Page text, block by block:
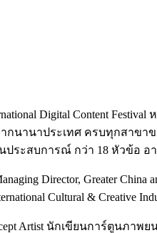
Digital Content
กนานาประเทศ ครบทุกสาขา
ปันประสบการณ์ กว่า 18 หัวข้อ อ
Director, Greater
Cultural & Creative
Artist นักเขียนการ์